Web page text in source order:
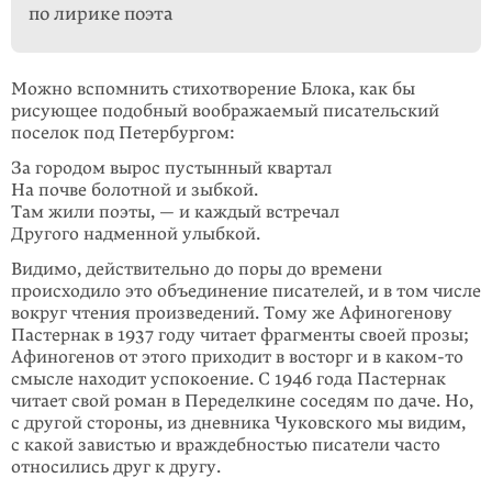
по лирике поэта
Можно вспомнить стихотворение Блока, как бы
рисующее подобный воображаемый писательский
поселок под Петер­бургом:
За городом вырос пустынный квартал
На почве болотной и зыбкой.
Там жили поэты, — и каждый встречал
Другого надменной улыбкой.
Видимо, действительно до поры до времени
происходило это объединение писателей, и в том числе
вокруг чтения произведений. Тому же Афиногенову
Пастернак в 1937 году читает фрагменты своей прозы;
Афиногенов от этого приходит в восторг и в каком-то
смысле находит успокоение. С 1946 года Пастернак
читает свой роман в Переделкине соседям по даче. Но,
с другой стороны, из дневника Чуковского мы видим,
с какой завистью и враждеб­ностью писатели часто
относились друг к другу.